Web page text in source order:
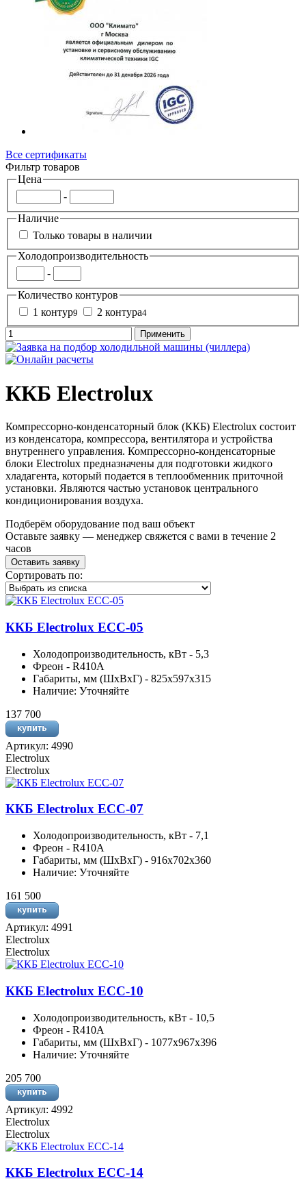
Все сертификаты
Фильтр товаров
Цена
-
Наличие
Только товары в наличии
Холодопроизводительность
-
Количество контуров
1 контур9 2 контура4
ККБ Electrolux
Компрессорно-конденсаторный блок (ККБ) Electrolux состоит
из конденсатора, компрессора, вентилятора и устройства
внутреннего управления. Компрессорно-конденсаторные
блоки Electrolux предназначены для подготовки жидкого
хладагента, который подается в теплообменник приточной
установки. Являются частью установок центрального
кондиционирования воздуха.
Подберём оборудование под ваш объект
Оставьте заявку — менеджер свяжется с вами в течение 2
часов
Оставить заявку
Сортировать по:
ККБ Electrolux ECC-05
Холодопроизводительность, кВт - 5,3
Фреон - R410A
Габариты, мм (ШхВхГ) - 825x597x315
Наличие: Уточняйте
137 700
Артикул: 4990
Electrolux
Electrolux
ККБ Electrolux ECC-07
Холодопроизводительность, кВт - 7,1
Фреон - R410A
Габариты, мм (ШхВхГ) - 916x702x360
Наличие: Уточняйте
161 500
Артикул: 4991
Electrolux
Electrolux
ККБ Electrolux ECC-10
Холодопроизводительность, кВт - 10,5
Фреон - R410A
Габариты, мм (ШхВхГ) - 1077x967x396
Наличие: Уточняйте
205 700
Артикул: 4992
Electrolux
Electrolux
ККБ Electrolux ECC-14